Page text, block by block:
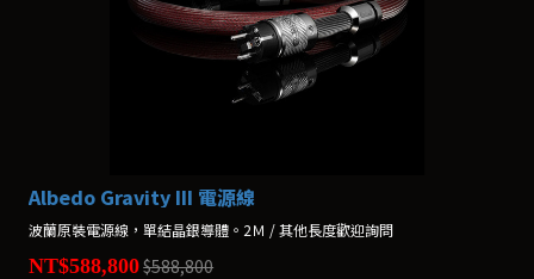
Albedo Gravity III 電源線
波蘭原裝電源線，單結晶銀導體。2Ｍ / 其他長度歡迎詢問
NT$588,800$588,800